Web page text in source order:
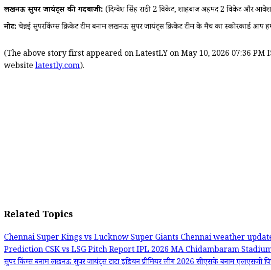
लखनऊ सुपर जायंट्स की गेंदबाजी: (दिग्वेश सिंह राठी 2 विकेट, शाहबाज अहमद 2 विकेट और
नोट:चेन्नई सुपरकिंग्स क्रिकेट टीम बनाम लखनऊ सुपर जायंट्स क्रिकेट टीम के मैच का स्कोरकार्ड आप
(The above story first appeared on LatestLY on May 10, 2026 07:36
website latestly.com).
Related Topics
Chennai Super Kings vs Lucknow Super GiantsChennai weather
PredictionCSK vs LSG Pitch ReportIPL 2026MA Chidambaram
सुपर किंग्स बनाम लखनऊ सुपर जायंट्सटाटा इंडियन प्रीमियर लीग 2026सीएसके बनाम एलएसजी पिच